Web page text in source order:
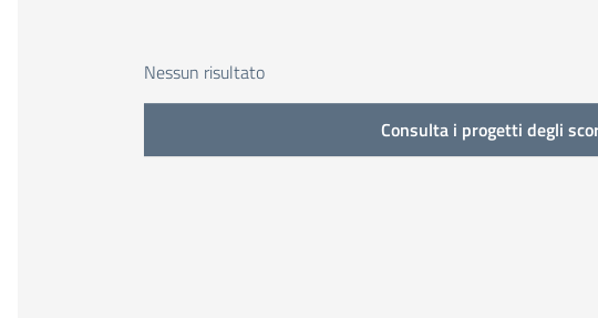
Nessun risultato
Consulta i progetti degli